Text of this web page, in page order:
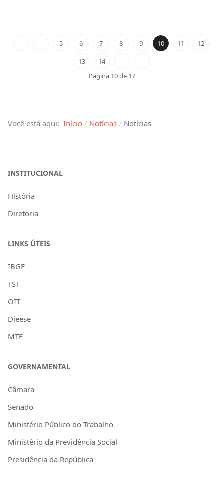
5 6 7 8 9 10 11
12
13
14
Página 10 de 17
Você está aqui: Início Notícias Notícias
INSTITUCIONAL
História
Diretoria
LINKS ÚTEIS
IBGE
TST
OIT
Dieese
MTE
GOVERNAMENTAL
Câmara
Senado
Ministério Público do Trabalho
Ministério da Previdência Social
Presidência da República